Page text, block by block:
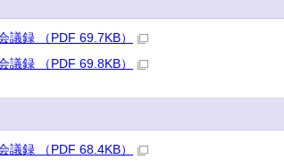
録 （PDF 69.7KB）
録 （PDF 69.8KB）
録 （PDF 68.4KB）